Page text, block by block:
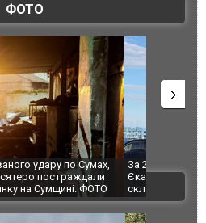
ФОТО
від кордону з Україною: в
атаки дронів загорівся
ВІДЕО
"Мої
ВІДЕО